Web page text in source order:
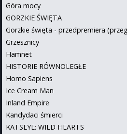
Góra mocy
GORZKIE ŚWIĘTA
Gorzkie święta - przedpremiera
Grzesznicy
Hamnet
HISTORIE RÓWNOLEGŁE
Homo Sapiens
Ice Cream Man
Inland Empire
Kandydaci śmierci
KATSEYE: WILD HEARTS